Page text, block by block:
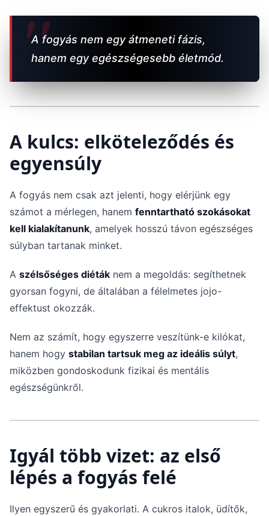
A fogyás nem egy átmeneti fázis,
hanem egy egészségesebb életmód.
A kulcs: elköteleződés és
egyensúly
A fogyás nem csak azt jelenti, hogy elérjünk egy
számot a mérlegen, hanem fenntartható szokásokat
kell kialakítanunk, amelyek hosszú távon egészséges
súlyban tartanak minket.
A szélsőséges diéták nem a megoldás: segíthetnek
gyorsan fogyni, de általában a félelmetes jojo-
effektust okozzák.
Nem az számít, hogy egyszerre veszítünk-e kilókat,
hanem hogy stabilan tartsuk meg az ideális súlyt,
miközben gondoskodunk fizikai és mentális
egészségünkről.
Igyál több vizet: az első
lépés a fogyás felé
Ilyen egyszerű és gyakorlati. A cukros italok, üdítők,